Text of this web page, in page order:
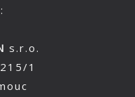
s.r.o.
1